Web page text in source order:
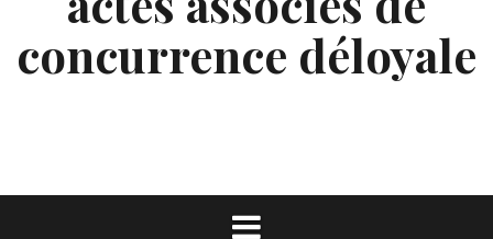
concurrence déloyale